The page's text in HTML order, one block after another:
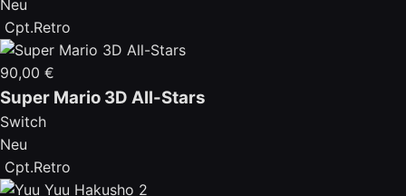
Neu
Cpt.Retro
90,00 €
Super Mario 3D All-Stars
Switch
Neu
Cpt.Retro